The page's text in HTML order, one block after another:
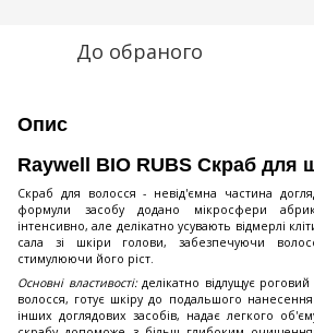
До обраного
Опис
Raywell BIO RUBS Скраб для
Скраб для волосся - невід'ємна частина
формули засобу додано мікросфери
інтенсивно, але делікатно усувають відмерлі
сала зі шкіри голови, забезпечуючи
стимулюючи його ріст.
Основні властивості:делікатно відлущує
волосся, готує шкіру до подальшого
інших доглядових засобів, надає легкого